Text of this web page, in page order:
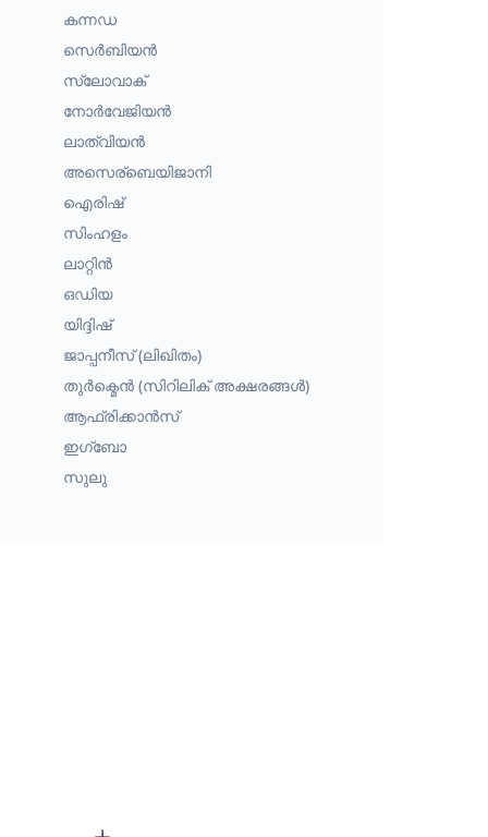
കന്നഡ
സെർബിയൻ
സ്ലോവാക്
നോർവേജിയൻ
ലാത്വിയൻ
അസെര്ബെയിജാനി
ഐരിഷ്
സിംഹളം
ലാറ്റിൻ
ഒഡിയ
യിദ്ദിഷ്
ജാപ്പനീസ് (ലിഖിതം)
തുർക്മെൻ (സിറിലിക് അക്ഷരങ്ങൾ)
ആഫ്രിക്കാൻസ്
ഇഗ്ബോ
സുലു